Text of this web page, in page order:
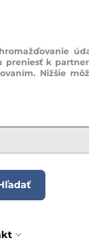
preniesť k
Nižšie